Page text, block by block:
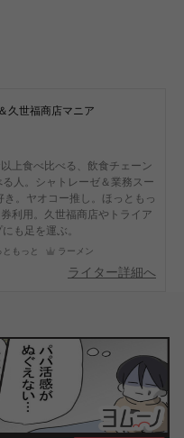
久世福商店マニア
上食べ比べる、飲食チェーン
人。シャトレーゼ＆業務スー
。ヤオコー推し。ほっともっ
利用。久世福商店やトライア
も足を運ぶ。
ともっと ラーメン
ライター詳細へ